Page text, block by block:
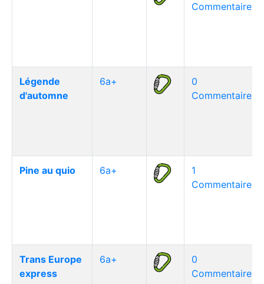
Commentaire(s)
Légende
d'automne
6a+
0
Commentaire(s)
Pine au quio 6a+
1
Commentaire(s)
Trans Europe
express
6a+
0
Commentaire(s)